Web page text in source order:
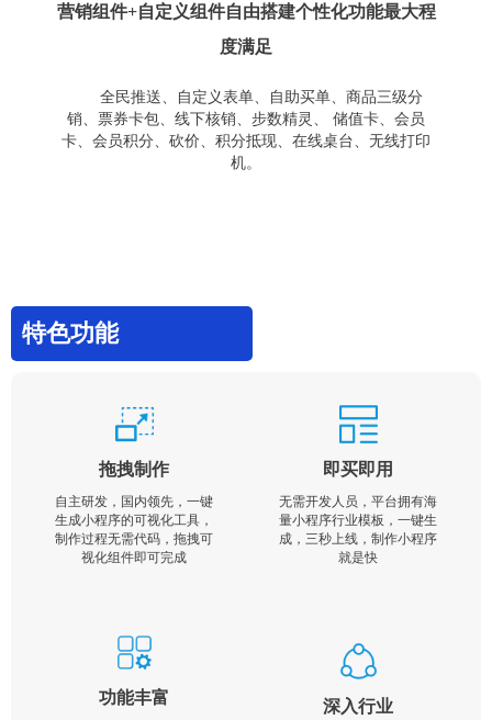
营销组件+自定义组件自由搭建个性化功能最大程
度满足
全民推送、自定义表单、自助买单、商品三级分
销、票券卡包、线下核销、步数精灵、 储值卡、会员
卡、会员积分、砍价、积分抵现、在线桌台、无线打印
机。
特色功能
拖拽制作
自主研发，国内领先，一键
生成小程序的可视化工具，
制作过程无需代码，拖拽可
视化组件即可完成
即买即用
无需开发人员，平台拥有海
量小程序行业模板，一键生
成，三秒上线，制作小程序
就是快
功能丰富 深入行业